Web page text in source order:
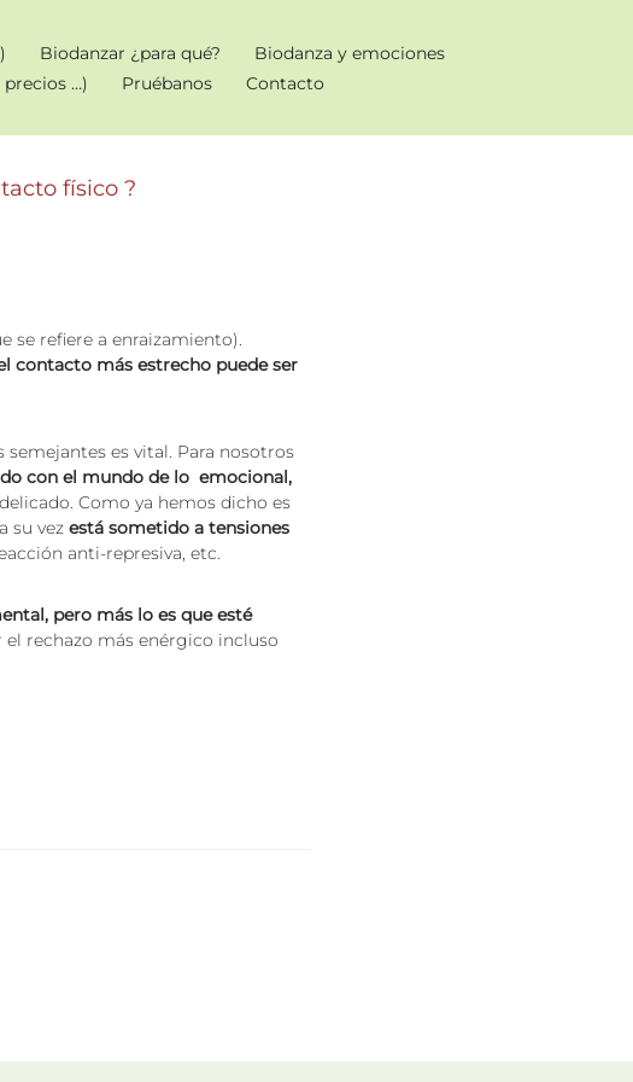
Biodanzar ¿para qué?
Biodanza y emociones
…) Pruébanos Contacto
físico ?
se refiere a enraizamiento).
contacto más estrecho puede ser
es vital. Para nosotros
con el mundo de lo emocional,
Como ya hemos dicho es
su vez está sometido a tensiones
anti-represiva, etc.
pero más lo es que esté
el rechazo más enérgico incluso